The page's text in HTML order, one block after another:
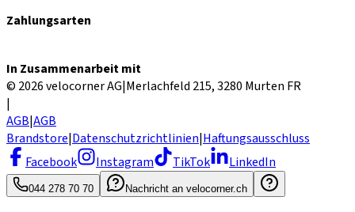
Zahlungsarten
In Zusammenarbeit mit
© 2026 velocorner AG|Merlachfeld 215, 3280 Murten FR
|
AGB|AGB
Brandstore|Datenschutzrichtlinien|Haftungsausschluss
Facebook
Instagram TikTok LinkedIn
044 278 70 70 Nachricht an velocorner.ch